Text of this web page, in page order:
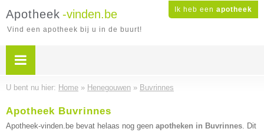
Ik heb een apotheek
Apotheek -vinden.be
Vind een apotheek bij u in de buurt!
U bent nu hier: Home » Henegouwen » Buvrinnes
Apotheek Buvrinnes
Apotheek-vinden.be bevat helaas nog geen apotheken in Buvrinnes. Dit